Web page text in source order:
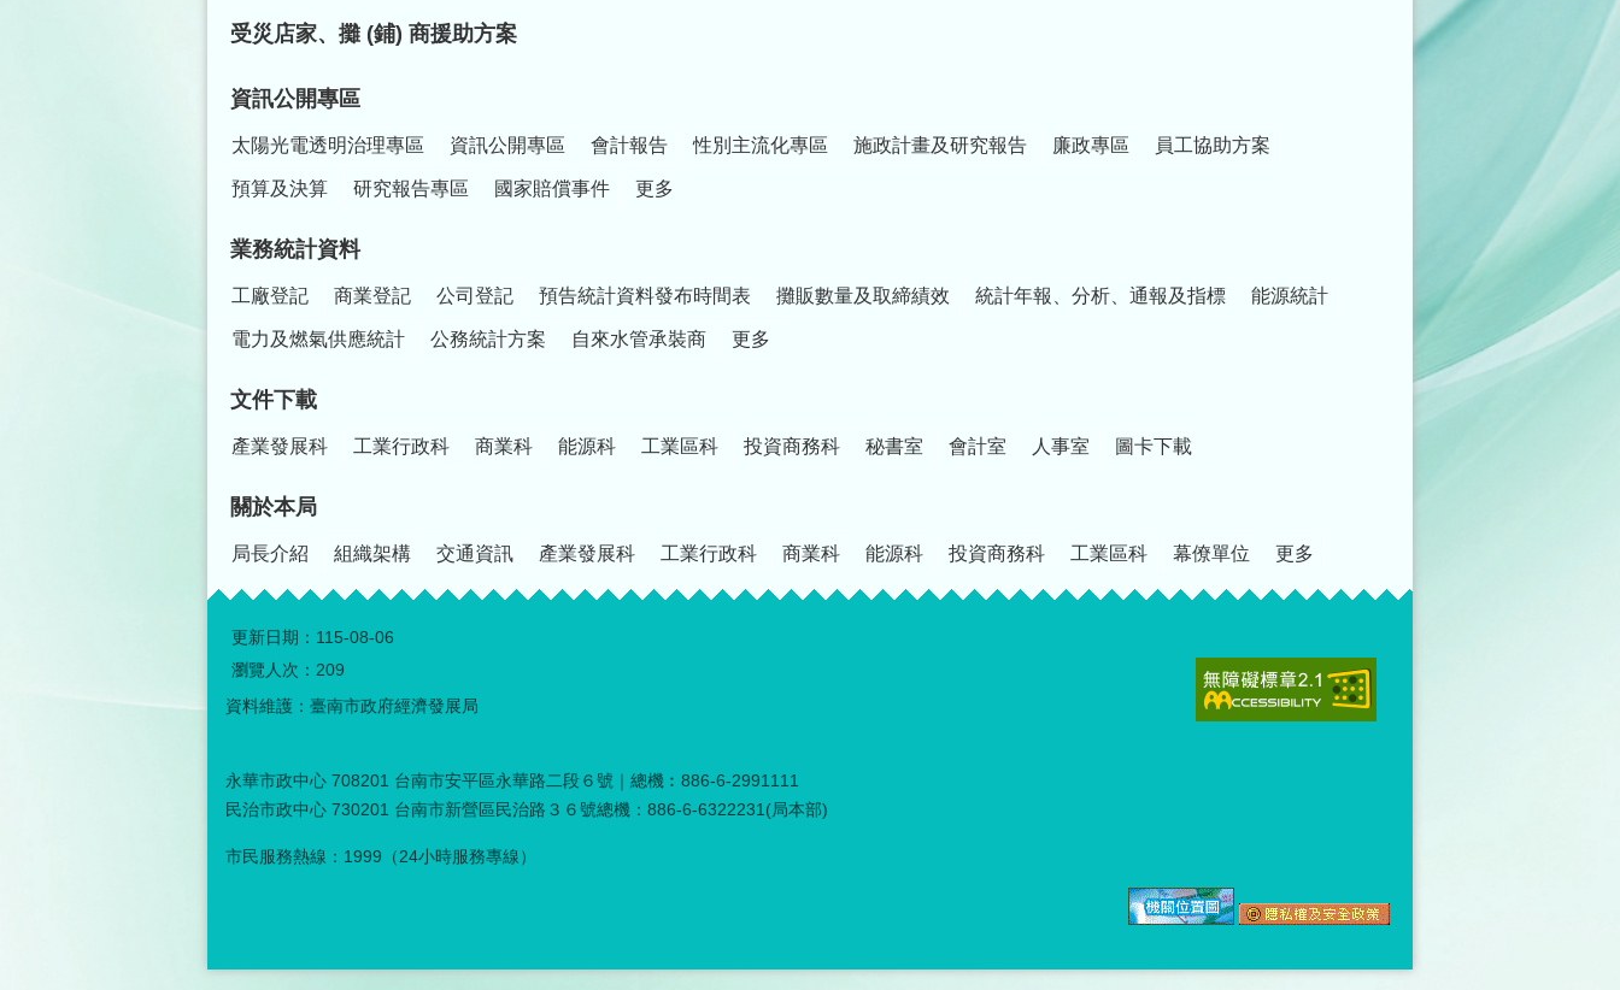
受災店家、攤 (鋪) 商援助方案
資訊公開專區
太陽光電透明治理專區 資訊公開專區 會計報告 性別主流化專區 施政計畫及研究報告 廉政專區 員工協助方案
預算及決算 研究報告專區 國家賠償事件 更多
業務統計資料
工廠登記 商業登記 公司登記 預告統計資料發布時間表 攤販數量及取締績效 統計年報、分析、通報及指標 能源統計
電力及燃氣供應統計 公務統計方案 自來水管承裝商 更多
文件下載
產業發展科 工業行政科 商業科 能源科 工業區科 投資商務科 秘書室 會計室 人事室 圖卡下載
關於本局
局長介紹 組織架構 交通資訊 產業發展科 工業行政科 商業科 能源科 投資商務科 工業區科 幕僚單位 更多
更新日期： 115-08-06
瀏覽人次： 209
資料維護：臺南市政府經濟發展局
永華市政中心 708201 台南市安平區永華路二段６號｜總機︰886-6-2991111
民治市政中心 730201 台南市新營區民治路３６號總機：886-6-6322231(局本部)
市民服務熱線：1999（24小時服務專線）